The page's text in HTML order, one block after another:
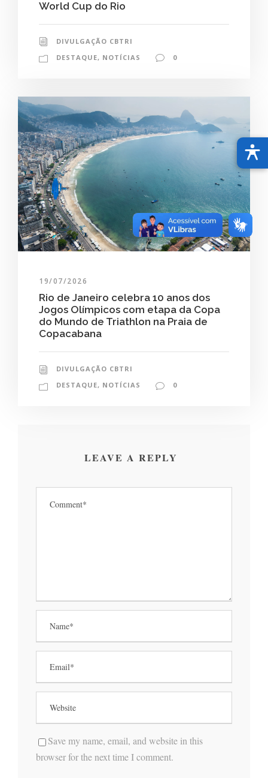
World Cup do Rio
DIVULGAÇÃO CBTRI
DESTAQUE, NOTÍCIAS 0
19/07/2026
Rio de Janeiro celebra 10 anos dos
Jogos Olímpicos com etapa da Copa
do Mundo de Triathlon na Praia de
Copacabana
DIVULGAÇÃO CBTRI
DESTAQUE, NOTÍCIAS 0
LEAVE A REPLY
Save my name, email, and website in this
browser for the next time I comment.